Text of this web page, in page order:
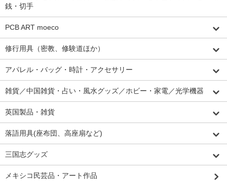
銭・切手
PCB ART moeco
修行用具（密教、修験道ほか）
アパレル・バッグ・時計・アクセサリー
雑貨／中国雑貨・占い・風水グッズ／ホビー・家電／光学機器
英国製品・雑貨
落語用具(座布団、高座扇など)
三国志グッズ
メキシコ民芸品・アート作品